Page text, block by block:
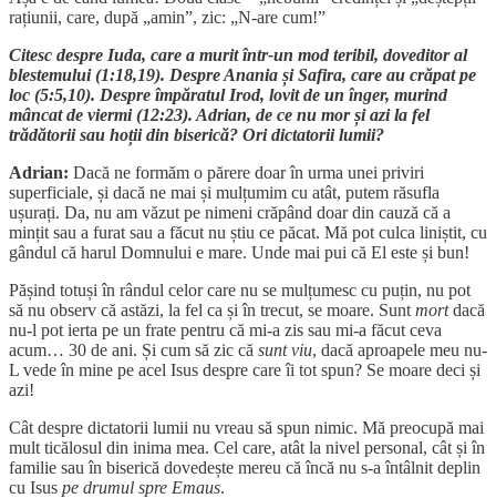
rațiunii, care, după „amin”, zic: „N-are cum!”
Citesc despre Iuda, care a murit într-un mod teribil, doveditor al
blestemului (1:18,19). Despre Anania și Safira, care au crăpat pe
loc (5:5,10). Despre împăratul Irod, lovit de un înger, murind
mâncat de viermi (12:23). Adrian, de ce nu mor și azi la fel
trădătorii sau hoții din biserică? Ori dictatorii lumii?
Adrian: Dacă ne formăm o părere doar în urma unei priviri
superficiale, și dacă ne mai și mulțumim cu atât, putem răsufla
ușurați. Da, nu am văzut pe nimeni crăpând doar din cauză că a
mințit sau a furat sau a făcut nu știu ce păcat. Mă pot culca liniștit, cu
gândul că harul Domnului e mare. Unde mai pui că El este și bun!
Pășind totuși în rândul celor care nu se mulțumesc cu puțin, nu pot
să nu observ că astăzi, la fel ca și în trecut, se moare. Sunt mortdacă
nu-l pot ierta pe un frate pentru că mi-a zis sau mi-a făcut ceva
acum… 30 de ani. Și cum să zic că sunt viu, dacă aproapele meu nu-
L vede în mine pe acel Isus despre care îi tot spun? Se moare deci și
azi!
Cât despre dictatorii lumii nu vreau să spun nimic. Mă preocupă mai
mult ticălosul din inima mea. Cel care, atât la nivel personal, cât și în
familie sau în biserică dovedește mereu că încă nu s-a întâlnit deplin
cu Isus pe drumul spre Emaus.